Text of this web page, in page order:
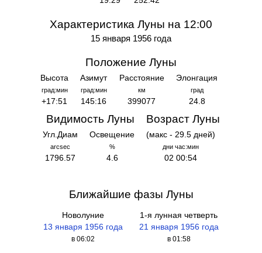
Характеристика Луны на 12:00
15 января 1956 года
Положение Луны
Высота
град:мин
+17:51
Азимут
град:мин
145:16
Расстояние
км
399077
Элонгация
град
24.8
Видимость Луны
Угл.Диам
arcsec
1796.57
Освещение
%
4.6
Возраст Луны
(макс - 29.5 дней)
дни час:мин
02 00:54
Ближайшие фазы Луны
Новолуние
13 января 1956 года
в 06:02
1-я лунная четверть
21 января 1956 года
в 01:58